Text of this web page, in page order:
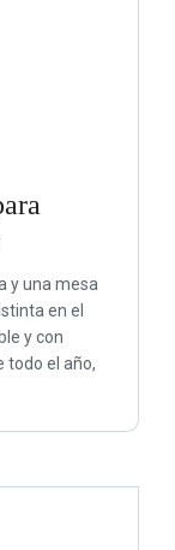
y una mesa
en el
y con
todo el año,